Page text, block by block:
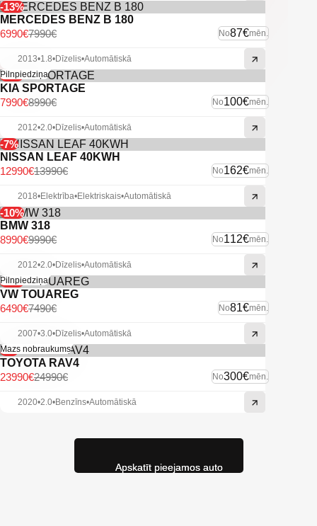
-13%
MERCEDES BENZ B 180
No87€mēn.
7990€
6990€
2013•1.8•Dīzelis•Automātiskā
-11%
Pilnpiedziņa
KIA SPORTAGE
No100€mēn.
8990€
7990€
2012•2.0•Dīzelis•Automātiskā
-7%
NISSAN LEAF 40KWH
No162€mēn.
13990€
12990€
2018•Elektrība•Elektriskais•Automātiskā
-10%
BMW 318
No112€mēn.
9990€
8990€
2012•2.0•Dīzelis•Automātiskā
-13%
Pilnpiedziņa
VW TOUAREG
No81€mēn.
7490€
6490€
2007•3.0•Dīzelis•Automātiskā
-4%
Mazs nobraukums
TOYOTA RAV4
No300€mēn.
24990€
23990€
2020•2.0•Benzīns•Automātiskā